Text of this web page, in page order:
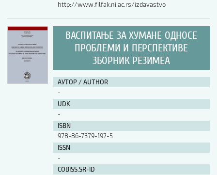
ISBN
http://www.filfak.ni.ac.rs/izdavastvo
ВАСПИТАЊЕ ЗА ХУМАНЕ ОДНОСЕ
ПРОБЛЕМИ И ПЕРСПЕКТИВЕ
ЗБОРНИК РЕЗИМЕА
АУТОР / AUTHOR
-
UDK
-
ISBN
978-86-7379-197-5
ISSN
-
COBISS.SR-ID